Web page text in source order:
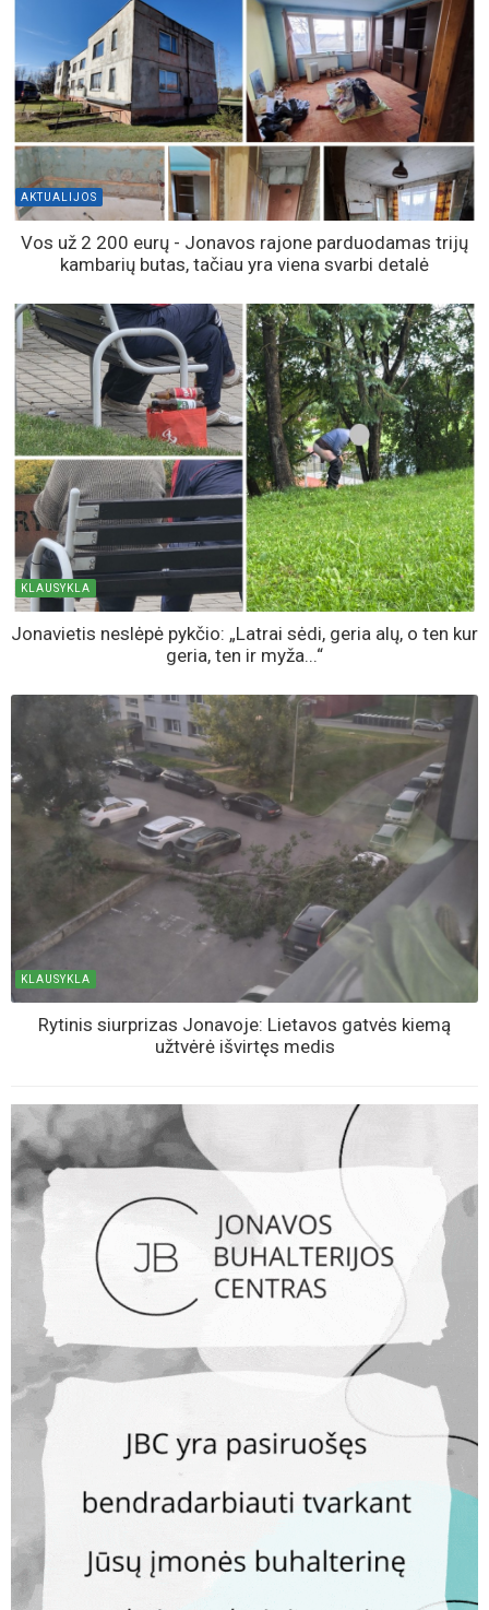
AKTUALIJOS
Vos už 2 200 eurų - Jonavos rajone parduodamas trijų
kambarių butas, tačiau yra viena svarbi detalė
KLAUSYKLA
Jonavietis neslėpė pykčio: „Latrai sėdi, geria alų, o ten kur
geria, ten ir myža...“
KLAUSYKLA
Rytinis siurprizas Jonavoje: Lietavos gatvės kiemą
užtvėrė išvirtęs medis